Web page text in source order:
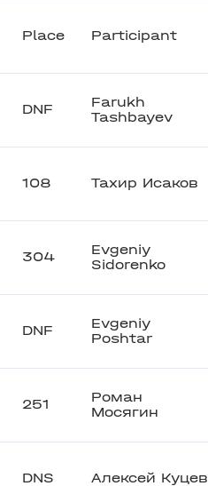
Place Participant
DNF
Farukh
Tashbayev
108 Тахир Исаков
304
Evgeniy
Sidorenko
DNF
Evgeniy
Poshtar
251
Роман
Мосягин
DNS Алексей Куцев